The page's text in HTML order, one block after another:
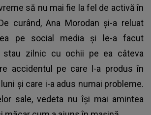
să nu mai fie la fel de activă în
curând, Ana Morodan și-a reluat
pe social media și le-a facut
stau zilnic cu ochii pe ea câteva
accidentul pe care l-a produs în
și care i-a adus numai probleme.
sale, vedeta nu își mai amintea